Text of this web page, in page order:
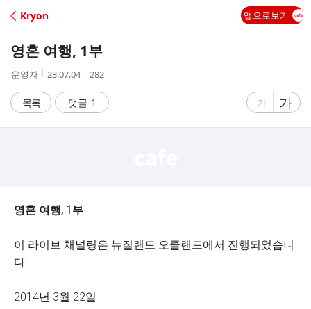
C
A
Kryon 앱으로보기
영혼 여행, 1부
작
자
운영자
작
시
간
23.07.04
조
수
282
목록 댓글 1
글
가
글
자
가
영혼 여행, 1부
이 라이브 채널링은 뉴질랜드 오클랜드에서 진행되었습니
다.
2014년 3월 22일